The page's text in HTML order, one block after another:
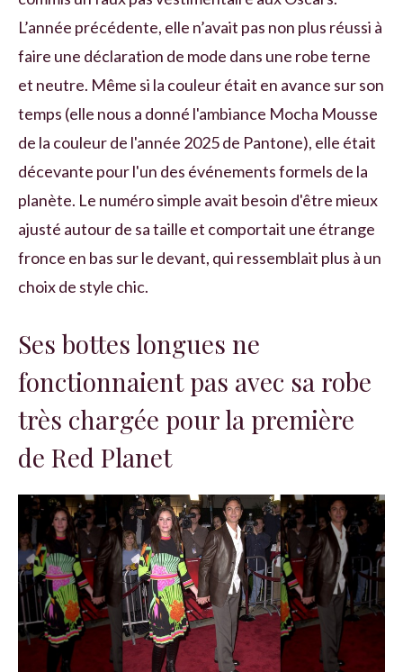
L’année précédente, elle n’avait pas non plus réussi à
faire une déclaration de mode dans une robe terne
et neutre. Même si la couleur était en avance sur son
temps (elle nous a donné l'ambiance Mocha Mousse
de la couleur de l'année 2025 de Pantone), elle était
décevante pour l'un des événements formels de la
planète. Le numéro simple avait besoin d'être mieux
ajusté autour de sa taille et comportait une étrange
fronce en bas sur le devant, qui ressemblait plus à un
choix de style chic.
Ses bottes longues ne
fonctionnaient pas avec sa robe
très chargée pour la première
de Red Planet